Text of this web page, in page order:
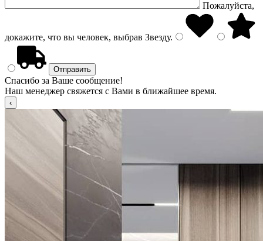
Пожалуйста,
докажите, что вы человек, выбрав Звезду.
Спасибо за Ваше сообщение!
Наш менеджер свяжется с Вами в ближайшее время.